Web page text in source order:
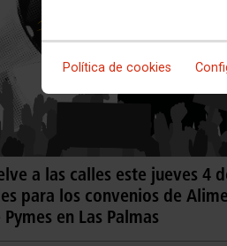
Política de cookies
a las calles este jueves 4
para los convenios de
en Las Palmas